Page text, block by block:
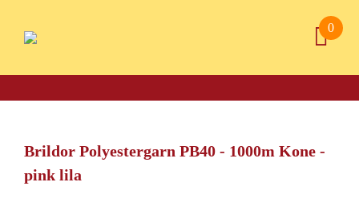
0
Brildor Polyestergarn PB40 - 1000m Kone -
pink lila